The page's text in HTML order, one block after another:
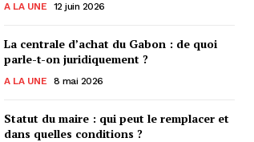
A LA UNE 12 juin 2026
La centrale d’achat du Gabon : de quoi
parle-t-on juridiquement ?
A LA UNE 8 mai 2026
Statut du maire : qui peut le remplacer et
dans quelles conditions ?